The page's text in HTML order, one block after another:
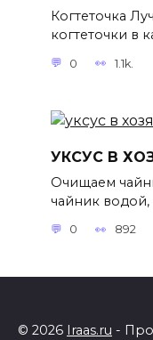
Когтеточка
когтеточки в
0 1.1k.
УКСУС В
Очищаем
чайник водой,
0 892
© 2026 Iraas.ru -